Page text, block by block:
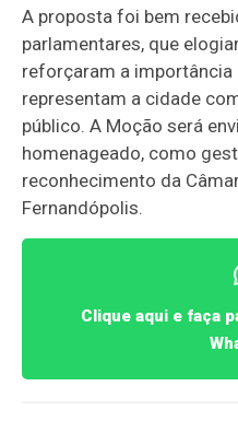
A proposta foi bem
parlamentares, que
reforçaram a
representam a cidade
público. A Moção será
homenageado, como
reconhecimento da
Fernandópolis.
Clique aqui e faça